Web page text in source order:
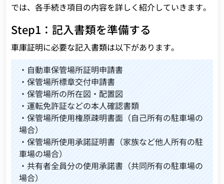
では、各手続き項目の内容を詳しく紹介していきます。
Step1：記入書類を準備する
車庫証明に必要な記入書類は以下があります。
・自動車保管場所証明申請書
・保管場所標章交付申請書
・保管場所の所在図・配置図
・運転免許証などの本人確認書類
・保管場所使用権原疎明書面（自己所有の駐車場の
場合）
・保管場所使用承諾証明書（家族など他人所有の駐
車場の場合）
・共有者全員分の使用承諾書（共同所有の駐車場の
場合）